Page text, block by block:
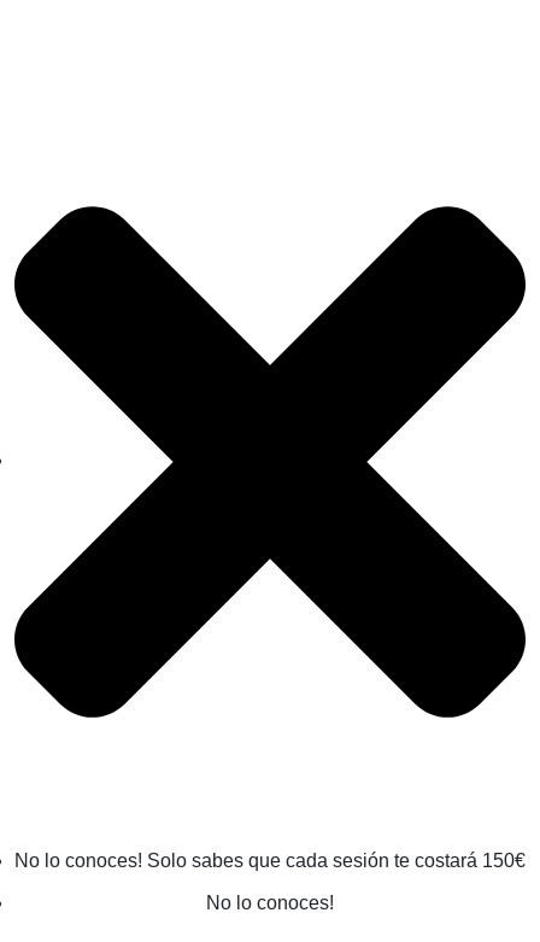
No lo conoces! Solo sabes que cada sesión te costará 150€
No lo conoces!